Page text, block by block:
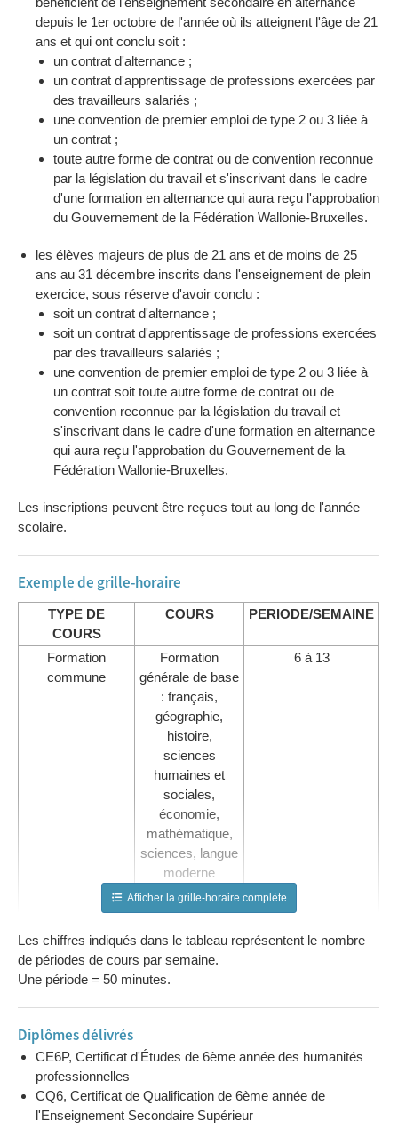
depuis le 1er octobre de l'année où ils atteignent l'âge de 21
ans et qui ont conclu soit :
un contrat d'alternance ;
un contrat d'apprentissage de professions exercées par
des travailleurs salariés ;
une convention de premier emploi de type 2 ou 3 liée à
un contrat ;
toute autre forme de contrat ou de convention reconnue
par la législation du travail et s'inscrivant dans le cadre
d'une formation en alternance qui aura reçu l'approbation
du Gouvernement de la Fédération Wallonie-Bruxelles.
les élèves majeurs de plus de 21 ans et de moins de 25
ans au 31 décembre inscrits dans l'enseignement de plein
exercice, sous réserve d'avoir conclu :
soit un contrat d'alternance ;
soit un contrat d'apprentissage de professions exercées
par des travailleurs salariés ;
une convention de premier emploi de type 2 ou 3 liée à
un contrat soit toute autre forme de contrat ou de
convention reconnue par la législation du travail et
s'inscrivant dans le cadre d'une formation en alternance
qui aura reçu l'approbation du Gouvernement de la
Fédération Wallonie-Bruxelles.
Les inscriptions peuvent être reçues tout au long de l'année
scolaire.
Exemple de grille-horaire
TYPE DE
COURS
COURS PERIODE/SEMAINE
Formation
commune
Formation
générale de base
: français,
géographie,
histoire,
sciences
humaines et
sociales,
économie,
mathématique,
sciences, langue
moderne
(néerlandais,
anglais ou
6 à 13
Activités au
choix (selon
CPU – Parcours
d’apprentissage
–UAA (unités
d’acquis
d’apprentissage)
l’UAA
semaines sur
Afficher la grille-horaire complète
Les chiffres indiqués dans le tableau représentent le nombre
de périodes de cours par semaine.
Une période = 50 minutes.
Diplômes délivrés
CE6P, Certificat d'Études de 6ème année des humanités
professionnelles
CQ6, Certificat de Qualification de 6ème année de
l'Enseignement Secondaire Supérieur